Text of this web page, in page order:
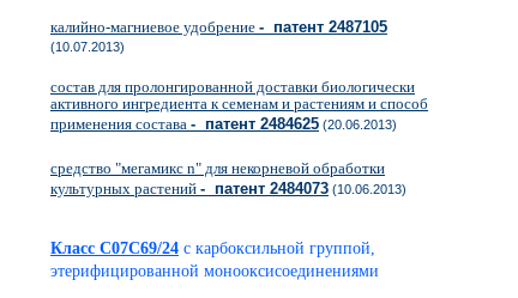
калийно-магниевое удобрение - патент 2487105
(10.07.2013)
состав для пролонгированной доставки биологически
активного ингредиента к семенам и растениям и способ
применения состава - патент 2484625 (20.06.2013)
средство "мегамикс n" для некорневой обработки
культурных растений - патент 2484073 (10.06.2013)
Класс C07C69/24 с карбоксильной группой,
этерифицированной монооксисоединениями